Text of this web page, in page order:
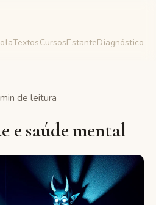
TextosCursosEstanteDiagnóstico
de leitura
e saúde mental